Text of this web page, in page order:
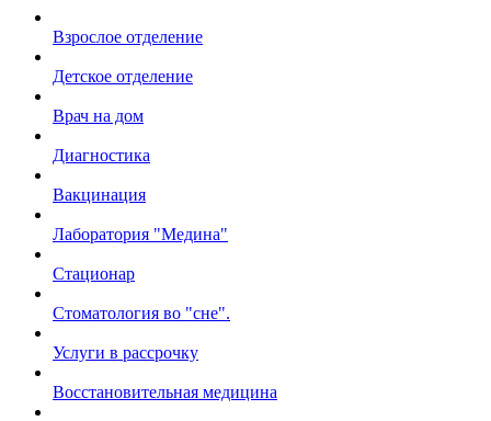
Взрослое отделение
Детское отделение
Врач на дом
Диагностика
Вакцинация
Лаборатория "Медина"
Стационар
Стоматология во "сне".
Услуги в рассрочку
Восстановительная медицина